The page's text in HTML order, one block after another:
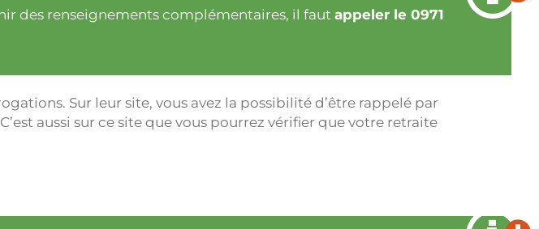
des renseignements complémentaires, il faut appeler le 0971
Sur leur site, vous avez la possibilité d’être rappelé par
aussi sur ce site que vous pourrez vérifier que votre retraite